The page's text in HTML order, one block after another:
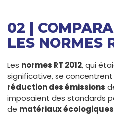
02 |
LES NORMES
Les normes RT 2012, qui
significative, se
réduction des émissions
imposaient des standards
de matériaux écologiques.